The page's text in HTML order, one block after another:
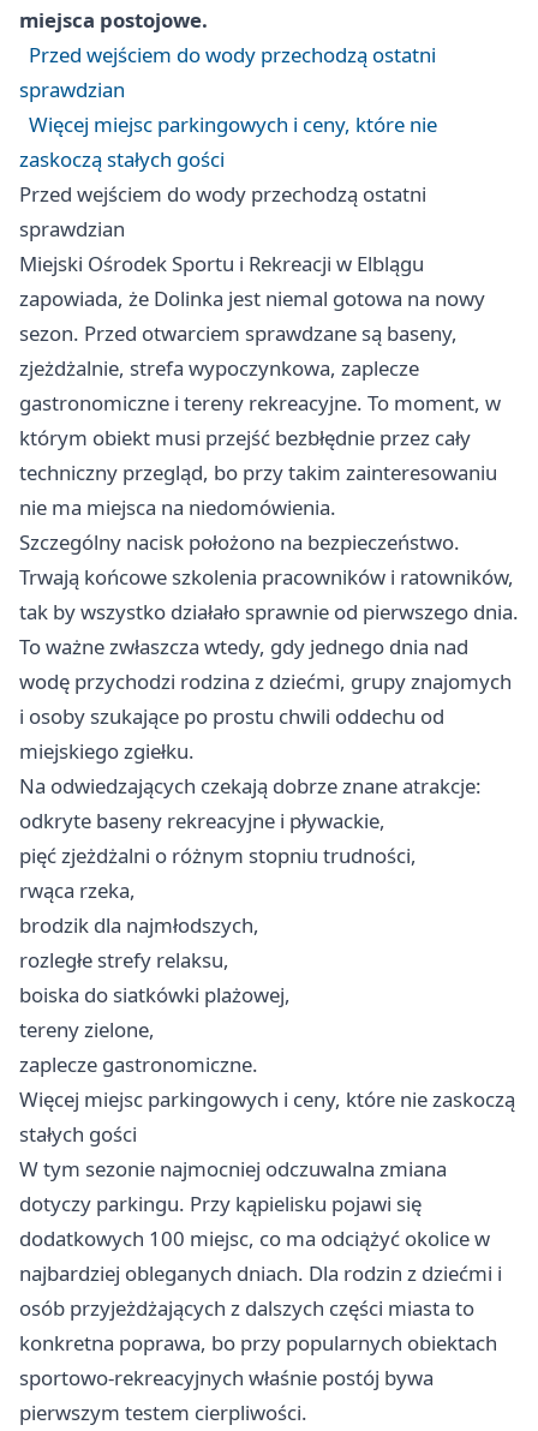
miejsca postojowe.
Przed wejściem do wody przechodzą ostatni
sprawdzian
Więcej miejsc parkingowych i ceny, które nie
zaskoczą stałych gości
Przed wejściem do wody przechodzą ostatni
sprawdzian
Miejski Ośrodek Sportu i Rekreacji w Elblągu
zapowiada, że Dolinka jest niemal gotowa na nowy
sezon. Przed otwarciem sprawdzane są baseny,
zjeżdżalnie, strefa wypoczynkowa, zaplecze
gastronomiczne i tereny rekreacyjne. To moment, w
którym obiekt musi przejść bezbłędnie przez cały
techniczny przegląd, bo przy takim zainteresowaniu
nie ma miejsca na niedomówienia.
Szczególny nacisk położono na bezpieczeństwo.
Trwają końcowe szkolenia pracowników i ratowników,
tak by wszystko działało sprawnie od pierwszego dnia.
To ważne zwłaszcza wtedy, gdy jednego dnia nad
wodę przychodzi rodzina z dziećmi, grupy znajomych
i osoby szukające po prostu chwili oddechu od
miejskiego zgiełku.
Na odwiedzających czekają dobrze znane atrakcje:
odkryte baseny rekreacyjne i pływackie,
pięć zjeżdżalni o różnym stopniu trudności,
rwąca rzeka,
brodzik dla najmłodszych,
rozległe strefy relaksu,
boiska do siatkówki plażowej,
tereny zielone,
zaplecze gastronomiczne.
Więcej miejsc parkingowych i ceny, które nie zaskoczą
stałych gości
W tym sezonie najmocniej odczuwalna zmiana
dotyczy parkingu. Przy kąpielisku pojawi się
dodatkowych 100 miejsc, co ma odciążyć okolice w
najbardziej obleganych dniach. Dla rodzin z dziećmi i
osób przyjeżdżających z dalszych części miasta to
konkretna poprawa, bo przy popularnych obiektach
sportowo-rekreacyjnych właśnie postój bywa
pierwszym testem cierpliwości.